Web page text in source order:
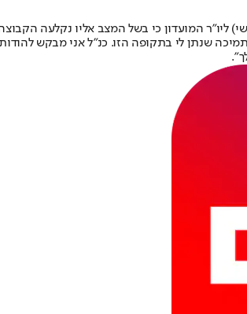
ליו"ר המועדון כי בשל המצב אליו נקלעה
שנתן לי בתקופה הזו. כנ"ל אני מבקש